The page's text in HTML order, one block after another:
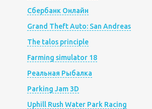
Сбербанк Онлайн
Grand Theft Auto: San Andreas
The talos principle
Farming simulator 18
Реальная Рыбалка
Parking Jam 3D
Uphill Rush Water Park Racing